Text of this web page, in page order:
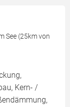
See (25km von
Kern- /